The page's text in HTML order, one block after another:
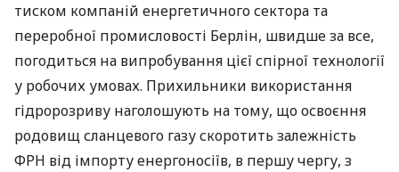
тиском компаній енергетичного сектора та
переробної промисловості Берлін, швидше за все,
погодиться на випробування цієї спірної технології
у робочих умовах. Прихильники використання
гідророзриву наголошують на тому, що освоєння
родовищ сланцевого газу скоротить залежність
ФРН від імпорту енергоносіїв, в першу чергу, з